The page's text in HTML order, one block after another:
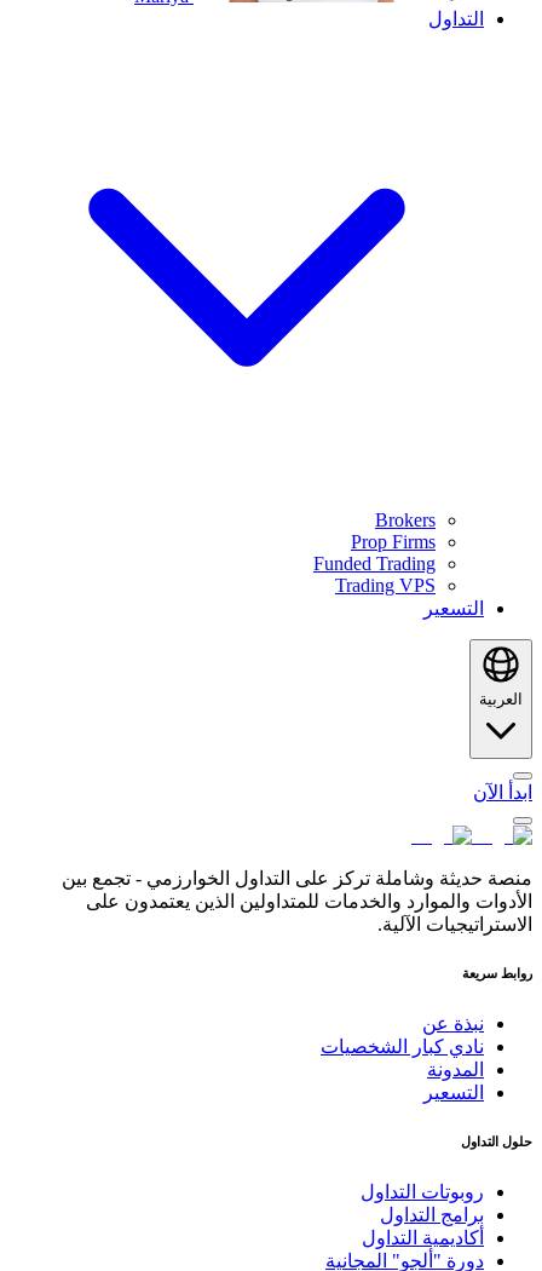
التداول
Brokers
Prop Firms
Funded Trading
Trading VPS
التسعير
العربية
ابدأ الآن
منصة حديثة وشاملة تركز على التداول الخوارزمي - تجمع بين
الأدوات والموارد والخدمات للمتداولين الذين يعتمدون على
الاستراتيجيات الآلية.
روابط سريعة
نبذة عن
نادي كبار الشخصيات
المدونة
التسعير
حلول التداول
روبوتات التداول
برامج التداول
أكاديمية التداول
دورة "ألجو" المجانية